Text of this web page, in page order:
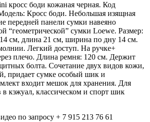
кросс боди кожаная черная. Код
Кросс боди. Небольшая изящная
передней панели сумки навеяно
“геометрической” сумки Loewe. Размер:
см, длина 21 см, ширина по дну 14 cм.
Легкий доступ. На ручке+
плечо. Длина ремня: 120 см. Держит
болта. Сочетание двух видов кожи,
придает сумке особый шик и
входит мешок для хранения. Для
кэжуал, классическом и спорт шик
по запросу + 7 915 213 76 61